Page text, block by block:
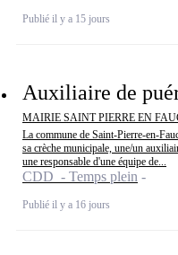
Publié il y a 15 jours
Auxiliaire de
MAIRIE SAINT PIERRE EN
La commune de Saint-Pierre-en-
sa crèche municipale, une/un
une responsable d'une équipe de...
CDD - Temps plein
Publié il y a 16 jours